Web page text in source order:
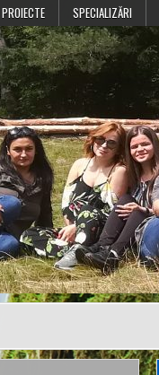
PROIECTE SPECIALIZĂRI